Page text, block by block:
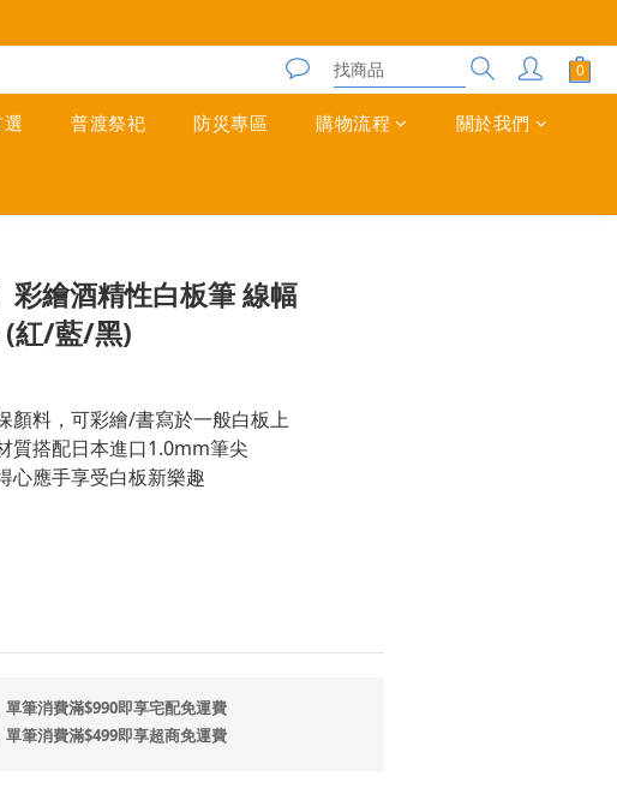
！
普渡祭祀 防災專區 購物流程 關於我們
彩繪酒精性白板筆 線幅
紅/藍/黑)
顏料，可彩繪/書寫於一般白板上
質搭配日本進口1.0mm筆尖
心應手享受白板新樂趣
單筆消費滿$990即享宅配免運費
單筆消費滿$499即享超商免運費